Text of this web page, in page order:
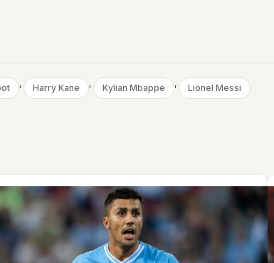
, Harry Kane , Kylian Mbappe , Lionel Messi